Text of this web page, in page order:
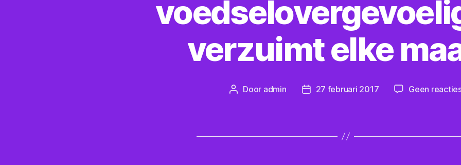
verzuimt elke
Berichtauteur
Door admin Berichtdatum
27 februari 2017 Geen